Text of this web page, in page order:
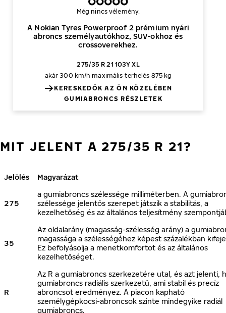
A Nokian Tyres Powerproof 2 prémium nyári
abroncs személyautókhoz, SUV-okhoz és
crossoverekhez.
Még nincs vélemény.
275/35 R 21 103Y XL
akár 300 km/h maximális terhelés 875 kg
KERESKEDŐK AZ ÖN KÖZELÉBEN
GUMIABRONCS RÉSZLETEK
MIT JELENT A 275/35 R 21?
Jelölés Magyarázat
275
a gumiabroncs szélessége milliméterben. A
szélessége jelentős szerepet játszik a stabilitás, a
kezelhetőség és az általános teljesítmény
35
Az oldalarány (magasság-szélesség arány) a
magassága a szélességéhez képest százalékban
Ez befolyásolja a menetkomfortot és az általános
kezelhetőséget.
R
Az R a gumiabroncs szerkezetére utal, és azt jelenti,
gumiabroncs radiális szerkezetű, ami stabil és precíz
abroncsot eredményez. A piacon kapható
személygépkocsi-abroncsok szinte mindegyike radiál
gumiabroncs.